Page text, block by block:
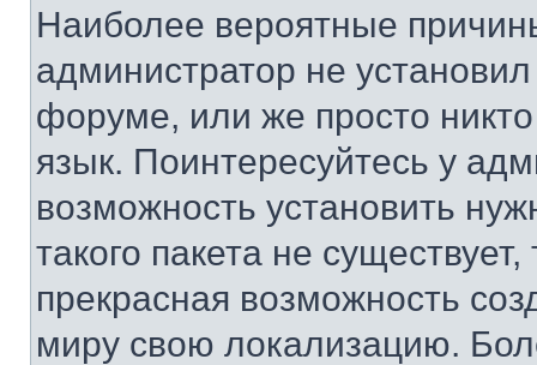
Наиболее вероятные
администратор не
форуме, или же просто
язык. Поинтересуйтесь у
возможность установить
такого пакета не
прекрасная возможность
миру свою локализацию.